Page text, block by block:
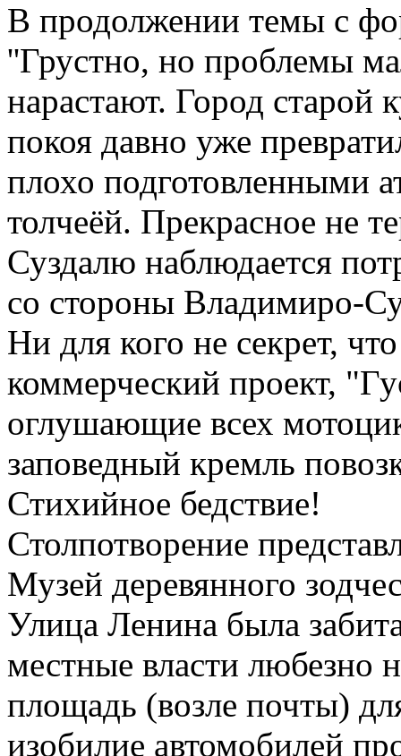
В продолжении темы с
''Грустно, но проблемы
нарастают. Город старой
покоя давно уже
плохо подготовленными
толчеёй. Прекрасное не
Суздалю наблюдается
со стороны Владимиро-
Ни для кого не секрет,
коммерческий проект,
оглушающие всех
заповедный кремль
Стихийное бедствие!
Столпотворение
Музей деревянного
Улица Ленина была
местные власти любезно
площадь (возле почты)
изобилие автомобилей